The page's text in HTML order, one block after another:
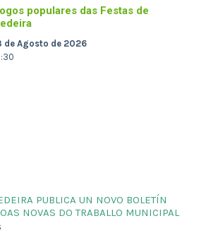
populares das Festas de
de Agosto de 2026
PUBLICA UN NOVO BOLETÍN
NOVAS DO TRABALLO MUNICIPAL